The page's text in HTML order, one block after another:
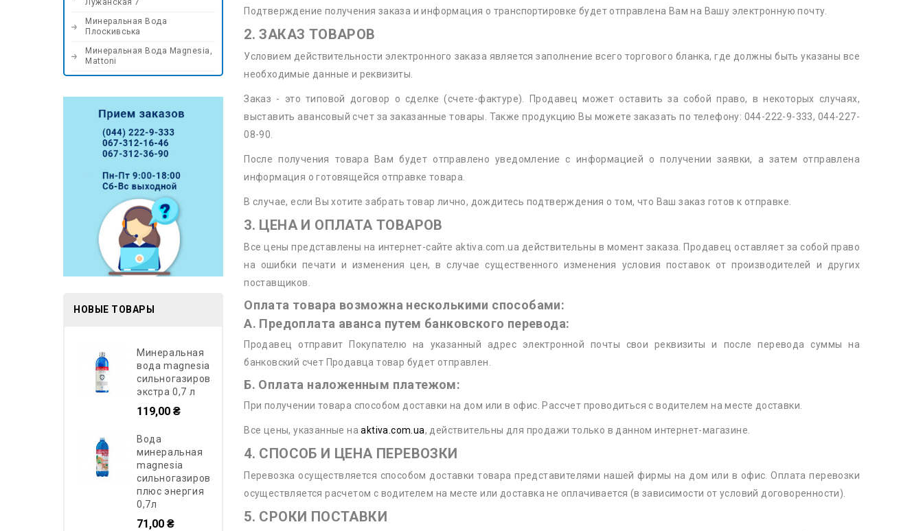
Лужанская 7
Минеральная Вода
Плоскивська
Минеральная Вода Magnesia,
Mattoni
НОВЫЕ ТОВАРЫ
минеральная
вода magnesia
сильногазированная
экстра 0,7 л
119,00 ₴
вода
минеральная
magnesia
сильногазированная
плюс энергия
0,7л
71,00 ₴
Подтверждение получения заказа и информация о транспортировке будет отправлена Вам на Вашу электронную почту.
2. ЗАКАЗ ТОВАРОВ
Условием действительности электронного заказа является заполнение всего торгового бланка, где должны быть указаны все
необходимые данные и реквизиты.
Заказ - это типовой договор о сделке (счете-фактуре). Продавец может оставить за собой право, в некоторых случаях,
выставить авансовый счет за заказанные товары. Также продукцию Вы можете заказать по телефону: 044-222-9-333, 044-227-
08-90.
После получения товара Вам будет отправлено уведомление с информацией о получении заявки, а затем отправлена
информация о готовящейся отправке товара.
В случае, если Вы хотите забрать товар лично, дождитесь подтверждения о том, что Ваш заказ готов к отправке.
3. ЦЕНА И ОПЛАТА ТОВАРОВ
Все цены представлены на интернет-сайте aktiva.com.ua действительны в момент заказа. Продавец оставляет за собой право
на ошибки печати и изменения цен, в случае существенного изменения условия поставок от производителей и других
поставщиков.
Оплата товара возможна несколькими способами:
А. Предоплата аванса путем банковского перевода:
Продавец отправит Покупателю на указанный адрес электронной почты свои реквизиты и после перевода суммы на
банковский счет Продавца товар будет отправлен.
Б. Оплата наложенным платежом:
При получении товара способом доставки на дом или в офис. Рассчет проводиться с водителем на месте доставки.
Все цены, указанные наaktiva.com.ua, действительны для продажи только в данном интернет-магазине.
4. СПОСОБ И ЦЕНА ПЕРЕВОЗКИ
Перевозка осуществляется способом доставки товара представителями нашей фирмы на дом или в офис. Оплата перевозки
осуществляется расчетом с водителем на месте или доставка не оплачивается (в зависимости от условий договоренности).
5. СРОКИ ПОСТАВКИ